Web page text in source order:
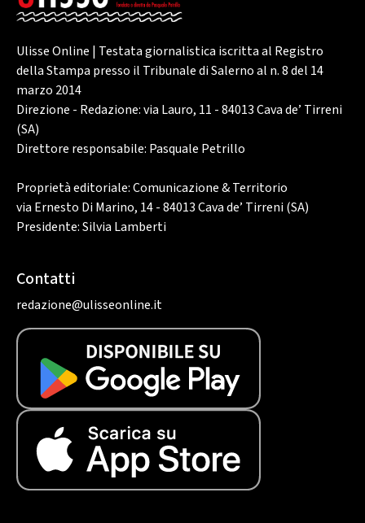
Ulisse Online | Testata giornalistica iscritta al Registro
della Stampa presso il Tribunale di Salerno al n. 8 del 14
marzo 2014
Direzione - Redazione: via Lauro, 11 - 84013 Cava de’ Tirreni
(SA)
Direttore responsabile: Pasquale Petrillo
Proprietà editoriale: Comunicazione & Territorio
via Ernesto Di Marino, 14 - 84013 Cava de’ Tirreni (SA)
Presidente: Silvia Lamberti
Contatti
redazione@ulisseonline.it